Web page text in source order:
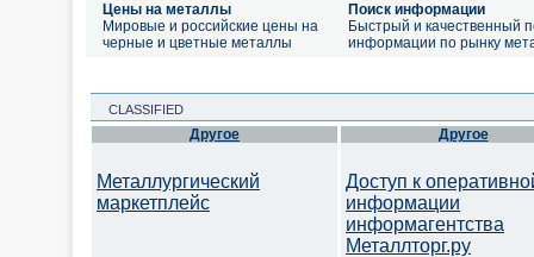
Цены на металлы
Мировые и российские цены на
черные и цветные металлы
Поиск информации
Быстрый и качественный
информации по рынку
CLASSIFIED
Другое
Металлургический
маркетплейс
Другое
Доступ к
информации
информагентства
Металлторг.ру